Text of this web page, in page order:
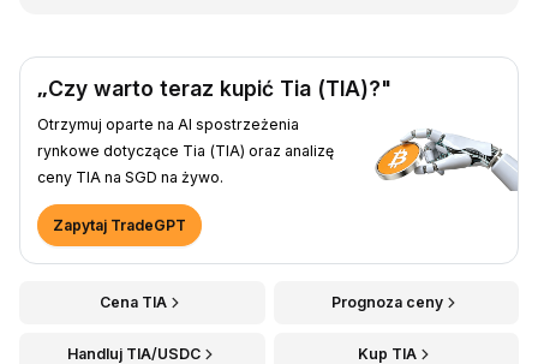
„Czy warto teraz kupić Tia (TIA)?"
Otrzymuj oparte na AI spostrzeżenia
rynkowe dotyczące Tia (TIA) oraz analizę
ceny TIA na SGD na żywo.
Zapytaj TradeGPT
Cena TIA Prognoza ceny
Handluj TIA/USDC Kup TIA